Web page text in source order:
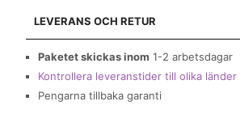
LEVERANS OCH RETUR
Paketet skickas inom 1-2 arbetsdagar
Kontrollera leveranstider till olika länder
Pengarna tillbaka garanti